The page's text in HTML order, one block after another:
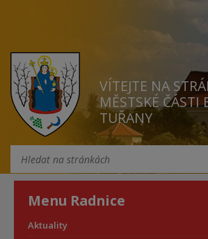
VÍTEJTE NA
MĚSTSKÉ ČÁSTI
TUŘANY
Menu Radnice
Aktuality